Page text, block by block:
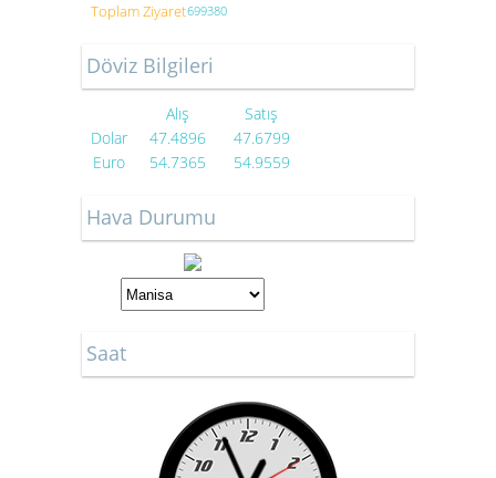
Toplam Ziyaret699380
Döviz Bilgileri
Alış
Satış
Dolar
47.4896
47.6799
Euro
54.7365 54.9559
Hava Durumu
Saat